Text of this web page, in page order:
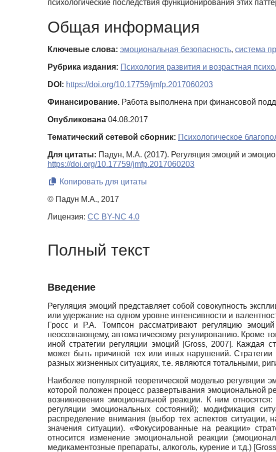
психологические последствия функционирования этих
Общая информация
Ключевые слова: эмоциональная безопасность, система
Рубрика издания: Психология развития и возрастная
DOI: https://doi.org/10.17759/jmfp.2017060203
Финансирование. Работа выполнена при финансовой
Опубликована 04.08.2017
Тематический сетевой сборник: Психологическое
Для цитаты: Падун, М.А. (2017). Регуляция эмоций и
https://doi.org/10.17759/jmfp.2017060203
Копировать для цитаты
© Падун М.А., 2017
Лицензия: CC BY-NC 4.0
Полный текст
Введение
Регуляция эмоций представляет собой совокупность
или удержание на одном уровне интенсивности и
Гросс и Р.А. Томпсон рассматривают регуляцию
неосознающему, автоматическому регулированию. Кроме
иной стратегии регуляции эмоций [Gross, 2007]. Каждая
может быть причиной тех или иных нарушений.
разных жизненных ситуациях, т.е. являются тотальными,
Наиболее популярной теоретической моделью регуляции
которой положен процесс развертывания эмоциональной
возникновения эмоциональной реакции. К ним
регуляции эмоциональных состояний); модификация
распределение внимания (выбор тех аспектов ситуации,
значения ситуации). «Фокусированные на реакции»
относится изменение эмоциональной реакции
медикаментозные препараты, алкоголь, курение и т.д.) [